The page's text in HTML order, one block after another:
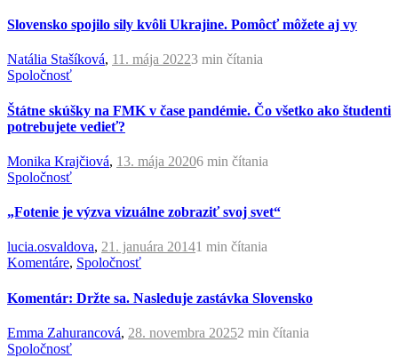
Slovensko spojilo sily kvôli Ukrajine. Pomôcť môžete aj vy
Natália Stašíková, 11. mája 20223 min čítania
Spoločnosť
Štátne skúšky na FMK v čase pandémie. Čo všetko ako študenti
potrebujete vedieť?
Monika Krajčiová, 13. mája 20206 min čítania
Spoločnosť
„Fotenie je výzva vizuálne zobraziť svoj svet“
lucia.osvaldova, 21. januára 20141 min čítania
Komentáre, Spoločnosť
Komentár: Držte sa. Nasleduje zastávka Slovensko
Emma Zahurancová, 28. novembra 20252 min čítania
Spoločnosť